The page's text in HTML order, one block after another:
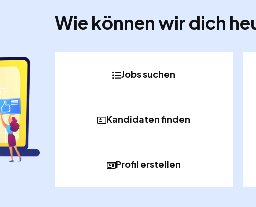
Wie können wir dich
Jobs suchen
Kandidaten finden
Profil erstellen